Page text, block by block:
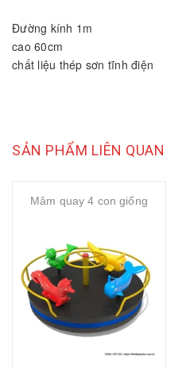
Đường kính 1m
cao 60cm
chất liệu thép sơn tĩnh điện
SẢN PHẨM LIÊN QUAN
Mâm quay 4 con giống